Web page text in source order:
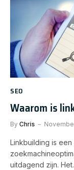
SEO
Waarom is
By Chris
Linkbuilding is
uitdagend zijn.